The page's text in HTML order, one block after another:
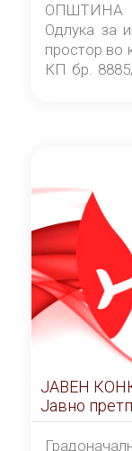
ОПШТИНА
Одлука за
простор во
КП бр.
Скопје”
(три)
понудувач.
ЈАВЕН КОНКУРС за избор на
Јавно претпријатие
Центар“ –